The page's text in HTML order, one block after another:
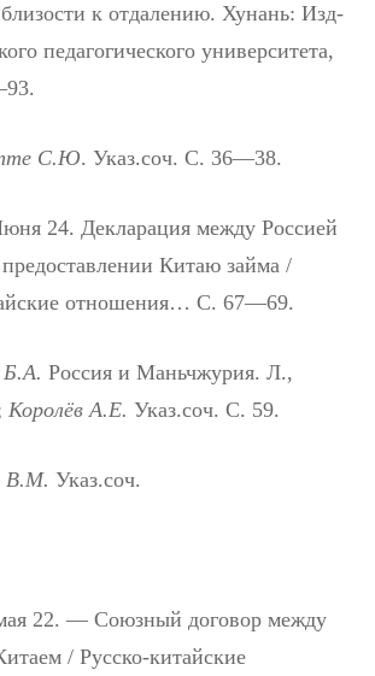
близости к отдалению. Хунань: Изд-
педагогического университета,
С.Ю. Указ.соч. С. 36—38.
24. Декларация между Россией
Китаю займа /
отношения… С. 67—69.
Б.А. Россия и Маньчжурия. Л.,
Королёв А.Е. Указ.соч. С. 59.
В.М. Указ.соч.
22. — Союзный договор между
/ Русско-китайские